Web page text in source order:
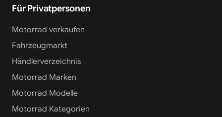
Für Privatpersonen
Motorrad verkaufen
Fahrzeugmarkt
Händlerverzeichnis
Motorrad Marken
Motorrad Modelle
Motorrad Kategorien